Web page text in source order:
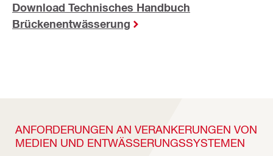
Download Technisches Handbuch
Brückenentwässerung
ANFORDERUNGEN AN VERANKERUNGEN VON
MEDIEN UND ENTWÄSSERUNGSSYSTEMEN